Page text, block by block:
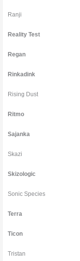
Ranji
Reality Test
Regan
Rinkadink
Rising Dust
Ritmo
Sajanka
Skazi
Skizologic
Sonic Species
Terra
Ticon
Tristan